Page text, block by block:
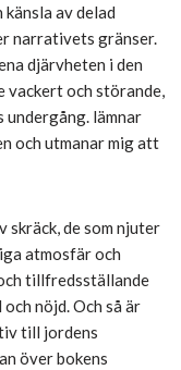
av delad
narrativets gränser.
djärvheten i den
vackert och störande,
lämnar
och utmanar mig att
skräck, de som njuter
atmosfär och
tillfredsställande
nöjd. Och så är
till jordens
över bokens